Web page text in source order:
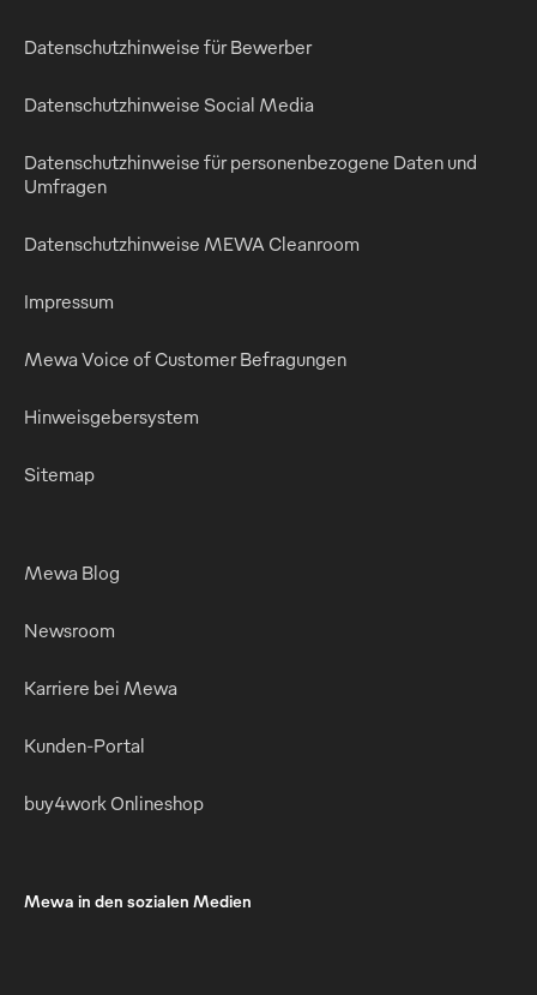
Datenschutzhinweise für Bewerber
Datenschutzhinweise Social Media
Datenschutzhinweise für personenbezogene Daten und
Umfragen
Datenschutzhinweise MEWA Cleanroom
Impressum
Mewa Voice of Customer Befragungen
Hinweisgebersystem
Sitemap
Mewa Blog
Newsroom
Karriere bei Mewa
Kunden-Portal
buy4work Onlineshop
Mewa in den sozialen Medien